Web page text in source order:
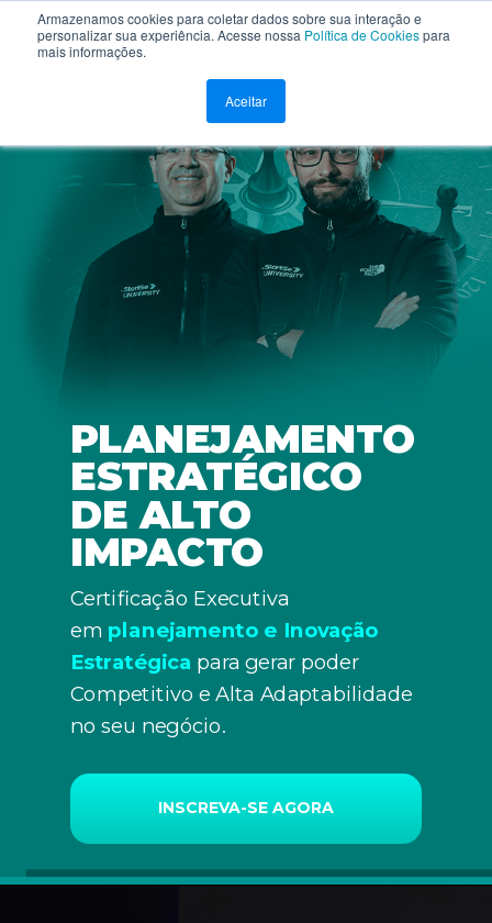
Armazenamos cookies para coletar dados sobre sua interação e
personalizar sua experiência. Acesse nossa Política de Cookiespara
mais informações.
Aceitar
PLANEJAMENTO
ESTRATÉGICO
DE ALTO
IMPACTO
Certificação Executiva
em planejamento e Inovação
Estratégica para gerar poder
Competitivo e Alta Adaptabilidade
no seu negócio.
INSCREVA-SE AGORA